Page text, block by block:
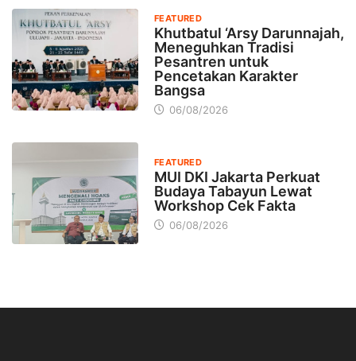
FEATURED
Khutbatul ‘Arsy Darunnajah,
Meneguhkan Tradisi
Pesantren untuk
Pencetakan Karakter
Bangsa
06/08/2026
FEATURED
MUI DKI Jakarta Perkuat
Budaya Tabayun Lewat
Workshop Cek Fakta
06/08/2026